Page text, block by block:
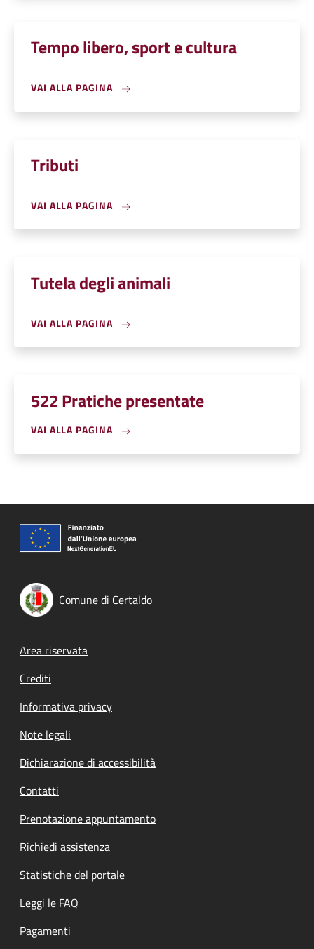
Tempo libero, sport e cultura
VAI ALLA PAGINA
Tributi
VAI ALLA PAGINA
Tutela degli animali
VAI ALLA PAGINA
522 Pratiche presentate
VAI ALLA PAGINA
Comune di Certaldo
Footer menu
Area riservata
Crediti
Informativa privacy
Note legali
Dichiarazione di accessibilità
Contatti
Prenotazione appuntamento
Richiedi assistenza
Statistiche del portale
Leggi le FAQ
Pagamenti